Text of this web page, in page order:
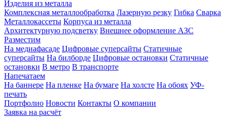
Изделия из металла
Комплексная металлообработка Лазерную резку Гибка Сварка
Металлокассеты Корпуса из металла
Архитектурную подсветку Внешнее оформление АЗС
Разместим
На медиафасаде Цифровые суперсайты Статичные
суперсайты На билборде Цифровые остановки Статичные
остановки В метро В транспорте
Напечатаем
На баннере На пленке На бумаге На холсте На обоях УФ-
печать
Портфолио Новости Контакты О компании
Заявка на расчёт